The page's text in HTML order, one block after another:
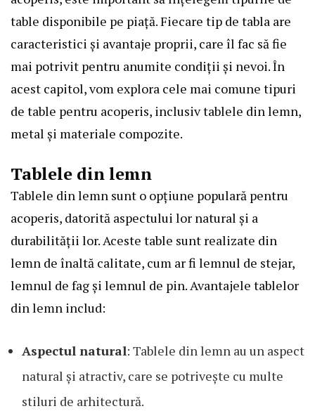
table disponibile pe piață. Fiecare tip de tabla are
caracteristici și avantaje proprii, care îl fac să fie
mai potrivit pentru anumite condiții și nevoi. În
acest capitol, vom explora cele mai comune tipuri
de table pentru acoperis, inclusiv tablele din lemn,
metal și materiale compozite.
Tablele din lemn
Tablele din lemn sunt o opțiune populară pentru
acoperis, datorită aspectului lor natural și a
durabilității lor. Aceste table sunt realizate din
lemn de înaltă calitate, cum ar fi lemnul de stejar,
lemnul de fag și lemnul de pin. Avantajele tablelor
din lemn includ:
Aspectul natural: Tablele din lemn au un aspect
natural și atractiv, care se potrivește cu multe
stiluri de arhitectură.